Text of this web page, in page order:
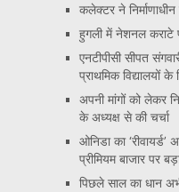
कलेक्टर ने निर्माणाधीन
हुगली में नेशनल कराटे
एनटीपीसी सीपत
प्राथमिक विद्यालयों के
अपनी मांगों को लेकर
के अध्यक्ष से की चर्चा
ओनिडा का
प्रीमियम बाजार पर
पिछले साल का धान